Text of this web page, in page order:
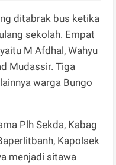
ditabrak bus ketika
sekolah. Empat
M Afdhal, Wahyu
Mudassir. Tiga
warga Bungo
Plh Sekda, Kabag
Kapolsek
menjadi sitawa